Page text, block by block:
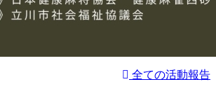
全ての活動報告